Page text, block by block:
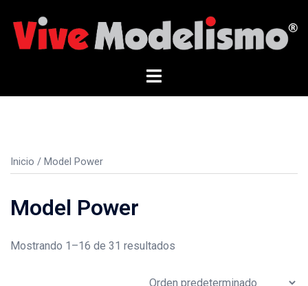
contenido
Alternar
Inicio / Model Power
Model Power
Mostrando 1–16 de 31 resultados